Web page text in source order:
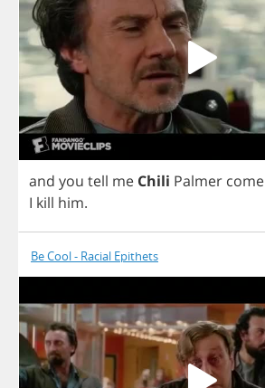
and you tell me Chili Palmer come
I kill him.
Be Cool - Racial Epithets